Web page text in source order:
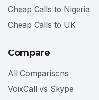
Cheap Calls to Nigeria
Cheap Calls to UK
Compare
All Comparisons
VoixCall vs Skype